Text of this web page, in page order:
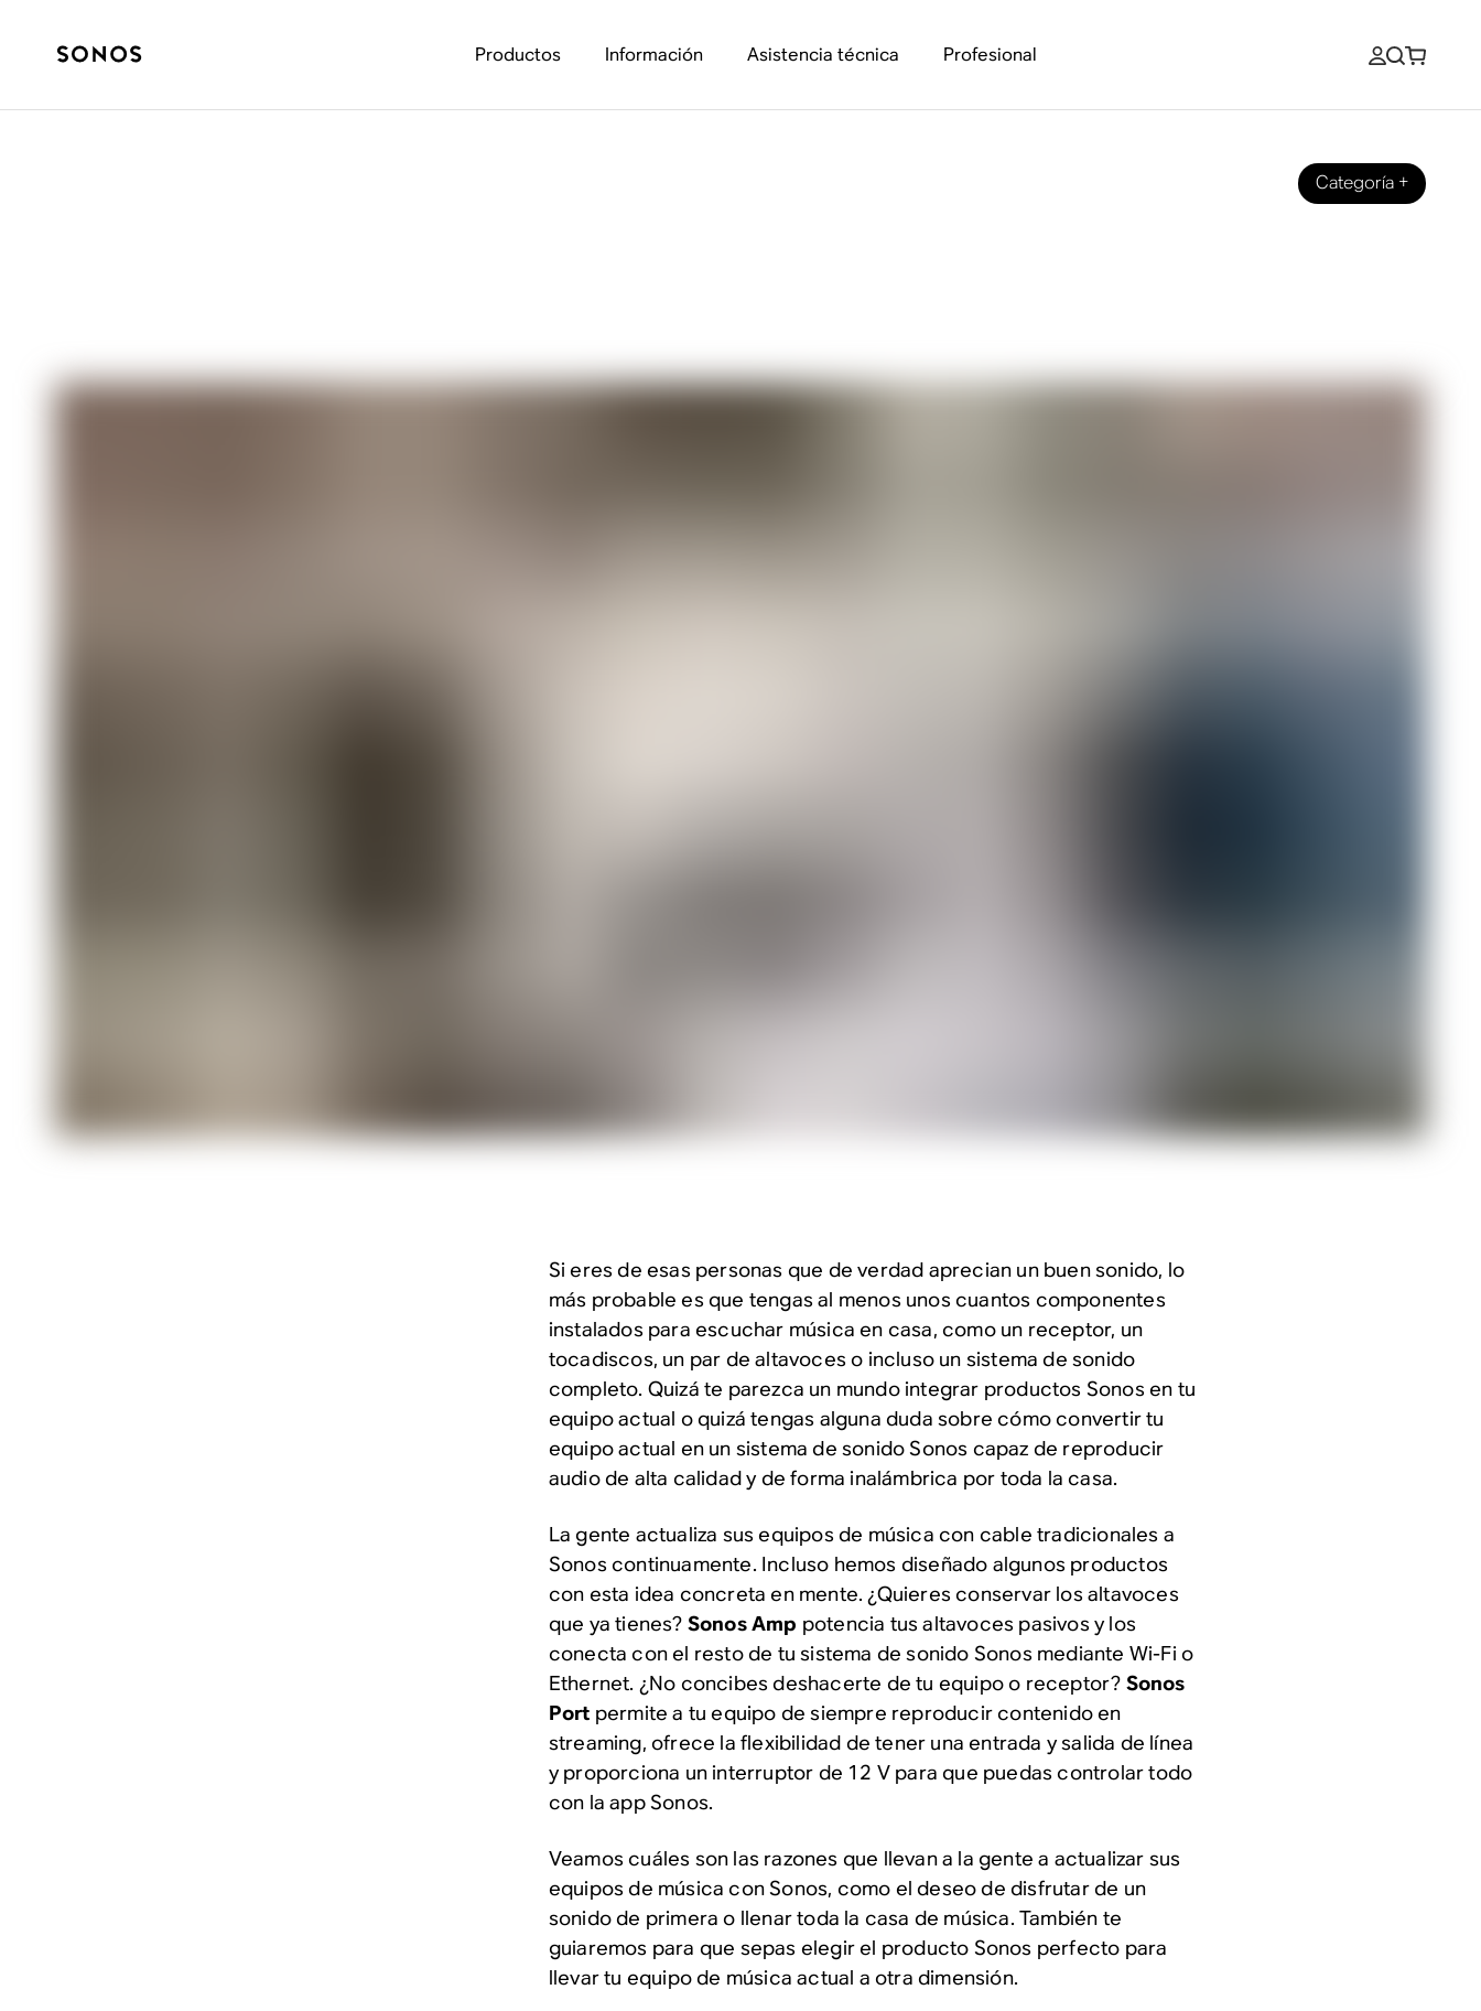
Productos Información Asistencia técnica Profesional
Categoría +
Si eres de esas personas que de verdad aprecian un buen sonido, lo
más probable es que tengas al menos unos cuantos componentes
instalados para escuchar música en casa, como un receptor, un
tocadiscos, un par de altavoces o incluso un sistema de sonido
completo. Quizá te parezca un mundo integrar productos Sonos en tu
equipo actual o quizá tengas alguna duda sobre cómo convertir tu
equipo actual en un sistema de sonido Sonos capaz de reproducir
audio de alta calidad y de forma inalámbrica por toda la casa.
La gente actualiza sus equipos de música con cable tradicionales a
Sonos continuamente. Incluso hemos diseñado algunos productos
con esta idea concreta en mente. ¿Quieres conservar los altavoces
que ya tienes? Sonos Amp potencia tus altavoces pasivos y los
conecta con el resto de tu sistema de sonido Sonos mediante Wi-Fi o
Ethernet. ¿No concibes deshacerte de tu equipo o receptor? Sonos
Port permite a tu equipo de siempre reproducir contenido en
streaming, ofrece la flexibilidad de tener una entrada y salida de línea
y proporciona un interruptor de 12 V para que puedas controlar todo
con la app Sonos.
Veamos cuáles son las razones que llevan a la gente a actualizar sus
equipos de música con Sonos, como el deseo de disfrutar de un
sonido de primera o llenar toda la casa de música. También te
guiaremos para que sepas elegir el producto Sonos perfecto para
llevar tu equipo de música actual a otra dimensión.